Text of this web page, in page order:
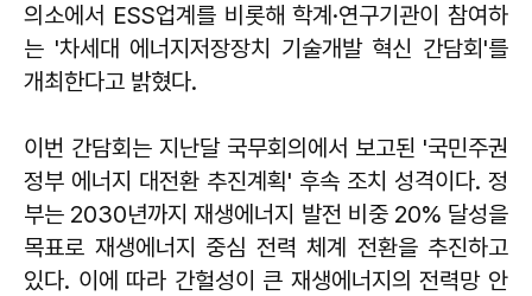
의소에서 ESS업계를 비롯해 학계·연구기관이 참여하
는 '차세대 에너지저장장치 기술개발 혁신 간담회'를
개최한다고 밝혔다.
이번 간담회는 지난달 국무회의에서 보고된 '국민주권
정부 에너지 대전환 추진계획' 후속 조치 성격이다. 정
부는 2030년까지 재생에너지 발전 비중 20% 달성을
목표로 재생에너지 중심 전력 체계 전환을 추진하고
있다. 이에 따라 간헐성이 큰 재생에너지의 전력망 안